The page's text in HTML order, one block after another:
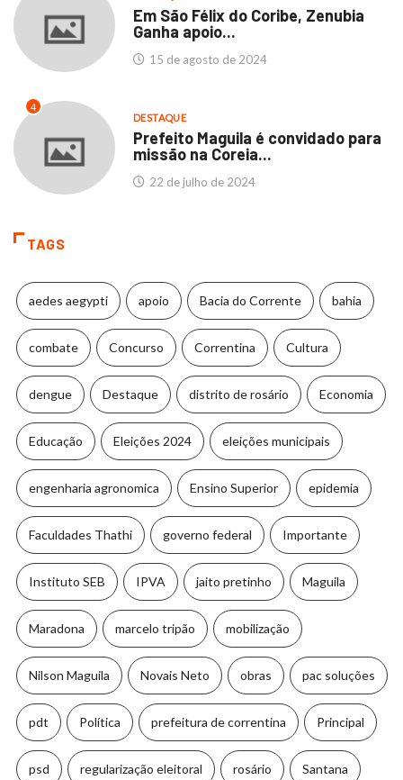
Em São Félix do Coribe, Zenubia
Ganha apoio...
15 de agosto de 2024
4
DESTAQUE
Prefeito Maguila é convidado para
missão na Coreia...
22 de julho de 2024
TAGS
aedes aegypti apoio Bacia do Corrente bahia
combate Concurso Correntina Cultura
dengue Destaque distrito de rosário Economia
Educação Eleições 2024 eleições municipais
engenharia agronomica Ensino Superior epidemia
Faculdades Thathi governo federal Importante
Instituto SEB IPVA jaito pretinho Maguila
Maradona marcelo tripão mobilização
Nilson Maguila Novais Neto obras pac soluções
pdt Política prefeitura de correntina Principal
psd regularização eleitoral rosário Santana